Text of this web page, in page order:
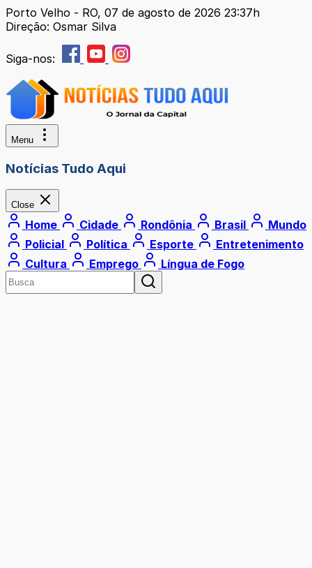
Porto Velho - RO, 07 de agosto de 2026 23:37h
Direção: Osmar Silva
Siga-nos:
Menu
Notícias Tudo Aqui
Close
Home Cidade Rondônia Brasil
Mundo
Policial
Política Esporte
Entretenimento
Cultura
Emprego Língua de Fogo